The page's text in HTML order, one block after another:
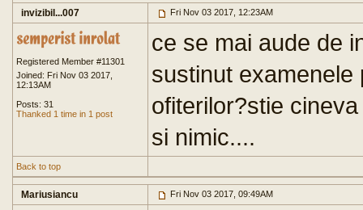
invizibil...007 Fri Nov 03 2017, 12:23AM
Registered Member #11301
Joined: Fri Nov 03 2017,
12:13AM
Posts: 31
Thanked 1 time in 1 post
ce se mai aude de
sustinut
ofiterilor?stie
si nimic....
Back to top
Mariusiancu Fri Nov 03 2017, 09:49AM